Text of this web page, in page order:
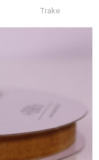
Trake